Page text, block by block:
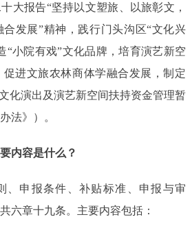
大报告“坚持以文塑旅、以旅彰文，
发展”精神，践行门头沟区“文化兴
“小院有戏”文化品牌，培育演艺新空
进文旅农林商体学融合发展，制定
化演出及演艺新空间扶持资金管理暂
法》）。
内容是什么？
、申报条件、补贴标准、申报与审
六章十九条。主要内容包括：